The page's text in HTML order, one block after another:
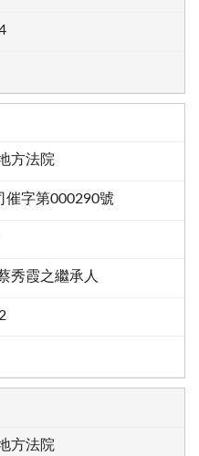
方法院
催字第000290號
秀霞之繼承人
方法院